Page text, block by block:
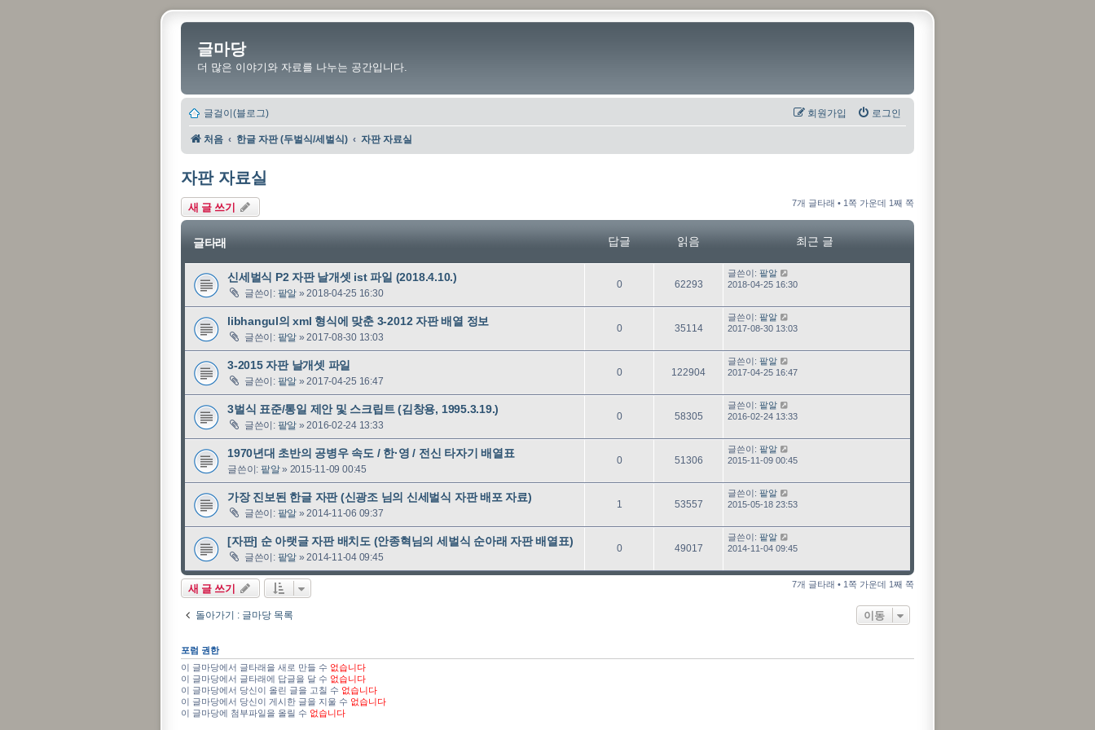
글마당
더 많은 이야기와 자료를 나누는 공간입니다.
글걸이(블로그) 로그인
회원가입
처음 한글 자판 (두벌식/세벌식) 자판 자료실
자판 자료실
새 글 쓰기 7개 글타래 • 1쪽 가운데 1째 쪽
글타래 답글 읽음 최근 글
신세벌식 P2 자판 날개셋 ist 파일 (2018.4.10.)
글쓴이: 팥알 » 2018-04-25 16:30
0답
글
62293읽
음
최근 글
글쓴이: 팥알
2018-04-25 16:30
libhangul의 xml 형식에 맞춘 3-2012 자판 배열 정보
글쓴이: 팥알 » 2017-08-30 13:03
0답
글
35114읽
음
최근 글
글쓴이: 팥알
2017-08-30 13:03
3-2015 자판 날개셋 파일
글쓴이: 팥알 » 2017-04-25 16:47
0답
글
122904읽
음
최근 글
글쓴이: 팥알
2017-04-25 16:47
3벌식 표준/통일 제안 및 스크립트 (김창용, 1995.3.19.)
글쓴이: 팥알 » 2016-02-24 13:33
0답
글
58305읽
음
최근 글
글쓴이: 팥알
2016-02-24 13:33
1970년대 초반의 공병우 속도 / 한·영 / 전신 타자기 배열표
글쓴이: 팥알» 2015-11-09 00:45
0답
글
51306읽
음
최근 글
글쓴이: 팥알
2015-11-09 00:45
가장 진보된 한글 자판 (신광조 님의 신세벌식 자판 배포 자료)
글쓴이: 팥알 » 2014-11-06 09:37
1
글
53557읽
음
최근 글
글쓴이: 팥알
2015-05-18 23:53
[자판] 순 아랫글 자판 배치도 (안종혁님의 세벌식 순아래 자판 배열표)
글쓴이: 팥알 » 2014-11-04 09:45
0답
글
49017읽
음
최근 글
글쓴이: 팥알
2014-11-04 09:45
새 글 쓰기 7개 글타래 • 1쪽 가운데 1째 쪽
돌아가기 : 글마당 목록 이동
포럼 권한
이 글마당에서 글타래을 새로 만들 수 없습니다
이 글마당에서 글타래에 답글을 달 수 없습니다
이 글마당에서 당신이 올린 글을 고칠 수 없습니다
이 글마당에서 당신이 게시한 글을 지울 수 없습니다
이 글마당에 첨부파일을 올릴 수 없습니다